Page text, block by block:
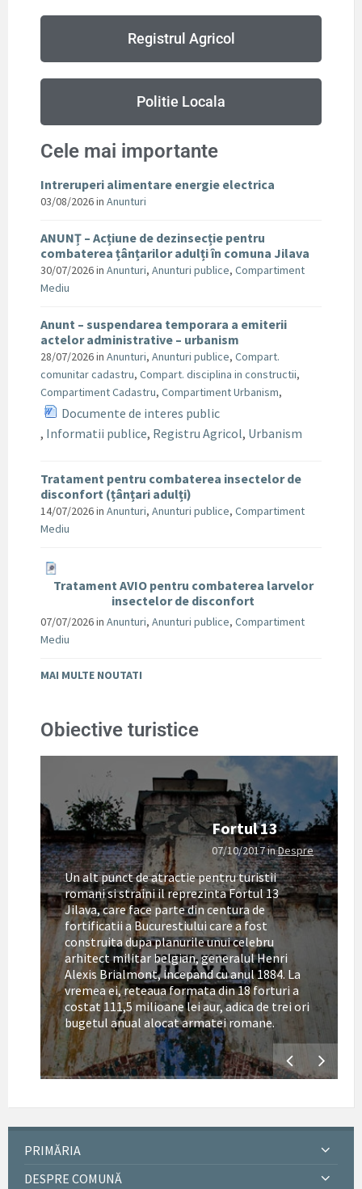
Registrul Agricol
Politie Locala
Cele mai importante
Intreruperi alimentare energie electrica
03/08/2026in Anunturi
ANUNȚ – Acțiune de dezinsecție pentru
combaterea țânțarilor adulți în comuna Jilava
30/07/2026in Anunturi, Anunturi publice, Compartiment
Mediu
Anunt – suspendarea temporara a emiterii
actelor administrative – urbanism
28/07/2026in Anunturi, Anunturi publice, Compart.
comunitar cadastru, Compart. disciplina in constructii,
Compartiment Cadastru, Compartiment Urbanism,
Documente de interes public
, Informatii publice, Registru Agricol, Urbanism
Tratament pentru combaterea insectelor de
disconfort (țânțari adulți)
14/07/2026in Anunturi, Anunturi publice, Compartiment
Mediu
Tratament AVIO pentru combaterea larvelor
insectelor de disconfort
07/07/2026in Anunturi, Anunturi publice, Compartiment
Mediu
MAI MULTE NOUTATI
Obiective turistice
Fortul 13
07/10/2017inDespre
Un alt punct de atractie pentru turistii
romani si straini il reprezinta Fortul 13
Jilava, care face parte din centura de
fortificatii a Bucurestiului care a fost
construita dupa planurile unui celebru
arhitect militar belgian, generalul Henri
Alexis Brialmont, incepand cu anul 1884. La
vremea ei, reteaua formata din 18 forturi a
costat 111,5 milioane lei aur, adica de trei ori
bugetul anual alocat armatei romane.
PRIMĂRIA
DESPRE COMUNĂ